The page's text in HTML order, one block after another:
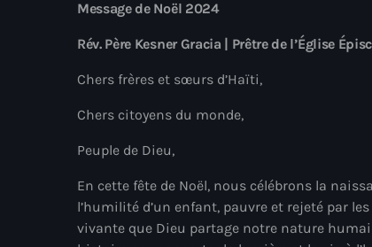
Message de Noël 2024
Rév. Père Kesner Gracia | Prêtre de l’Église
Chers frères et sœurs d’Haïti,
Chers citoyens du monde,
Peuple de Dieu,
En cette fête de Noël, nous célébrons la
l’humilité d’un enfant, pauvre et rejeté par
vivante que Dieu partage notre nature